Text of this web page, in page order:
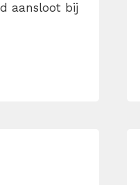
aansloot bij